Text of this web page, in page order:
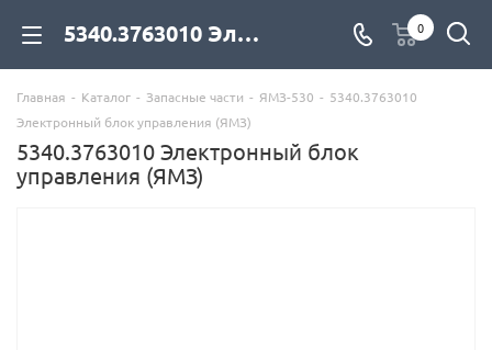
5340.3763010 Электронный блок управления (ЯМЗ) для дизельных двигателей купить со склада с доставкой по цене официального дилера - компания Дизель Экспорт 0
Главная - Каталог - Запасные части - ЯМЗ-530 - 5340.3763010
Электронный блок управления (ЯМЗ)
5340.3763010 Электронный блок
управления (ЯМЗ)